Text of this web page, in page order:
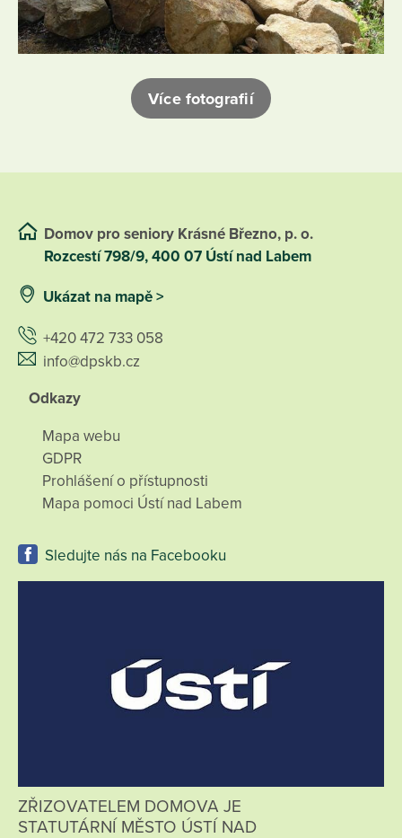
Více fotografií
Domov pro seniory Krásné Březno, p. o.
Rozcestí 798/9, 400 07 Ústí nad Labem
Ukázat na mapě >
+420 472 733 058
info@dpskb.cz
Odkazy
Mapa webu
GDPR
Prohlášení o přístupnosti
Mapa pomoci Ústí nad Labem
Sledujte nás na Facebooku
ZŘIZOVATELEM DOMOVA JE
STATUTÁRNÍ MĚSTO ÚSTÍ NAD